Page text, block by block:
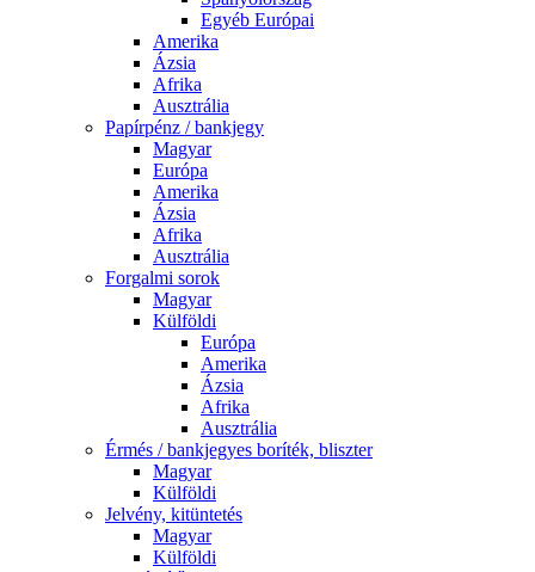
Egyéb Európai
Amerika
Ázsia
Afrika
Ausztrália
Papírpénz / bankjegy
Magyar
Európa
Amerika
Ázsia
Afrika
Ausztrália
Forgalmi sorok
Magyar
Külföldi
Európa
Amerika
Ázsia
Afrika
Ausztrália
Érmés / bankjegyes boríték, bliszter
Magyar
Külföldi
Jelvény, kitüntetés
Magyar
Külföldi